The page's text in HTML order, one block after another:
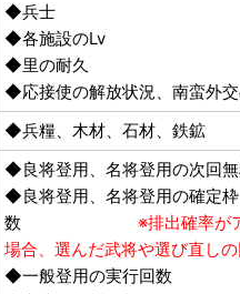
◆兵士
◆各施設のLv
◆里の耐久
◆応接使の解放状況、南蛮外
◆兵糧、木材、石材、鉄鉱
◆良将登用、名将登用の次回
◆良将登用、名将登用の確定
数 ※排出確率が
場合、選んだ武将や選び直し
◆一般登用の実行回数